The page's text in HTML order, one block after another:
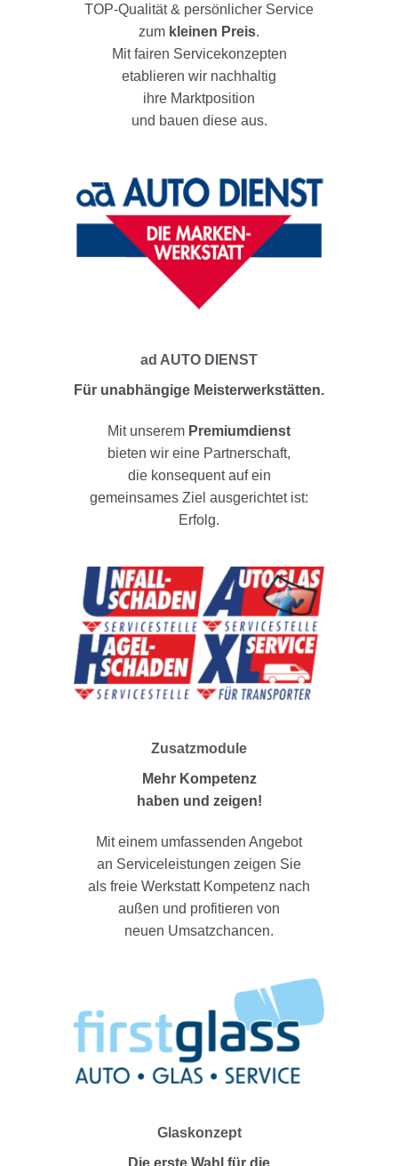
TOP-Qualität & persönlicher Service
zum kleinen Preis.
Mit fairen Servicekonzepten
etablieren wir nachhaltig
ihre Marktposition
und bauen diese aus.
ad AUTO DIENST
Für unabhängige Meisterwerkstätten.
Mit unserem Premiumdienst
bieten wir eine Partnerschaft,
die konsequent auf ein
gemeinsames Ziel ausgerichtet ist:
Erfolg.
Zusatzmodule
Mehr Kompetenz
haben und zeigen!
Mit einem umfassenden Angebot
an Serviceleistungen zeigen Sie
als freie Werkstatt Kompetenz nach
außen und profitieren von
neuen Umsatzchancen.
Glaskonzept
Die erste Wahl für die